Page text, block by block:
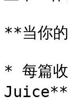
**当你
* 每篇
Juice**